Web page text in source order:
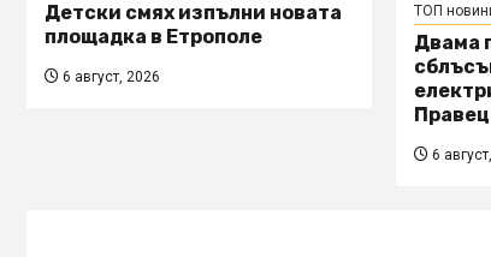
Детски смях изпълни новата
площадка в Етрополе
6 август, 2026
ТОП
Двама
Правец
6